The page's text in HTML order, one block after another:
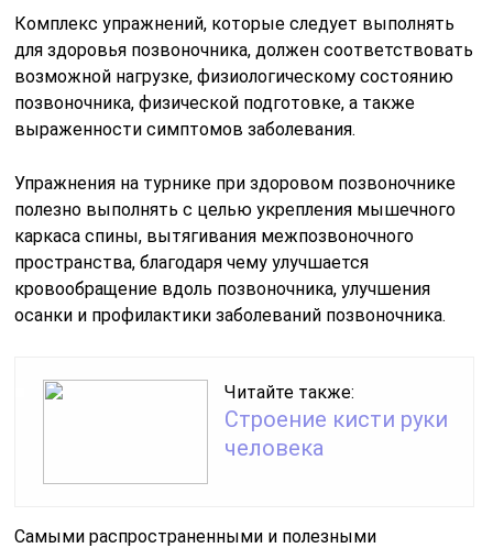
Комплекс упражнений, которые следует выполнять
для здоровья позвоночника, должен соответствовать
возможной нагрузке, физиологическому состоянию
позвоночника, физической подготовке, а также
выраженности симптомов заболевания.
Упражнения на турнике при здоровом позвоночнике
полезно выполнять с целью укрепления мышечного
каркаса спины, вытягивания межпозвоночного
пространства, благодаря чему улучшается
кровообращение вдоль позвоночника, улучшения
осанки и профилактики заболеваний позвоночника.
Читайте также:
Строение кисти руки
человека
Самыми распространенными и полезными